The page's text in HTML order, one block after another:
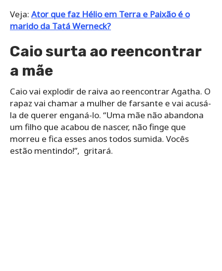
Veja: Ator que faz Hélio em Terra e Paixão é o
marido da Tatá Werneck?
Caio surta ao reencontrar
a mãe
Caio vai explodir de raiva ao reencontrar Agatha. O
rapaz vai chamar a mulher de farsante e vai acusá-
la de querer enganá-lo. “Uma mãe não abandona
um filho que acabou de nascer, não finge que
morreu e fica esses anos todos sumida. Vocês
estão mentindo!”, gritará.